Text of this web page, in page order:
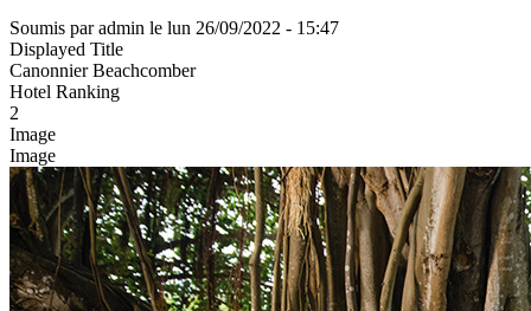
Soumis paradmin le lun 26/09/2022 - 15:47
Displayed Title
Canonnier Beachcomber
Hotel Ranking
2
Image
Image